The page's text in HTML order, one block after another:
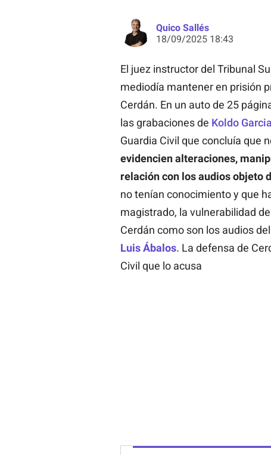
Quico Sallés
18/09/2025 18:43
El juez instructor del Tribunal
mediodía mantener en prisión
Cerdán. En un auto de 25
las grabaciones de Koldo Garcia
Guardia Civil que concluía que
evidencien alteraciones,
relación con los audios objeto
no tenían conocimiento y que
magistrado, la vulnerabilidad
Cerdán como son los audios
Luis Ábalos. La defensa de
Civil que lo acusa